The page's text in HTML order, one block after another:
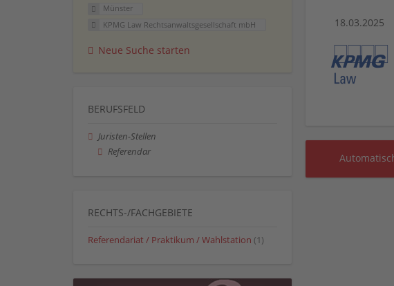
18.03.2025
Münster
KPMG Law Rechtsanwaltsgesellschaft mbH
Neue Suche starten
BERUFSFELD
Juristen-Stellen
Referendar
RECHTS-/FACHGEBIETE
Referendariat / Praktikum / Wahlstation (1)